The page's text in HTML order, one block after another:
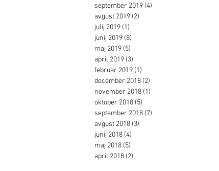
september 2019 (4)
avgust 2019 (2)
julij 2019 (1)
junij 2019 (8)
maj 2019 (5)
april 2019 (3)
februar 2019 (1)
december 2018 (2)
november 2018 (1)
oktober 2018 (5)
september 2018 (7)
avgust 2018 (3)
junij 2018 (4)
maj 2018 (5)
april 2018 (2)